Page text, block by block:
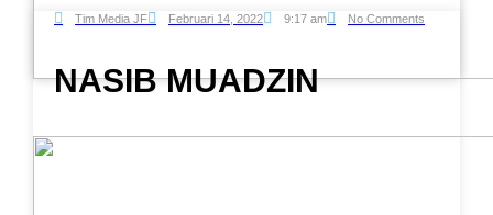
Tim Media JF Februari 14, 2022 9:17 am No Comments
NASIB MUADZIN